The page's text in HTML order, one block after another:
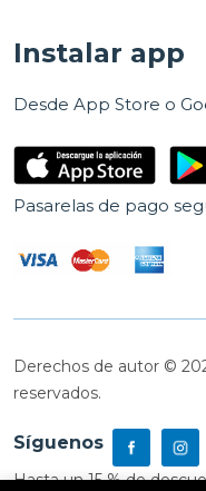
Instalar app
Desde App Store o
Pasarelas de pago
Derechos de autor ©
reservados.
Síguenos
Hasta un 15 % de